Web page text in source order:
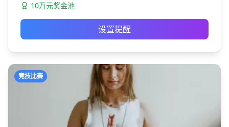
10万元奖金池
设置提醒
竞技比赛